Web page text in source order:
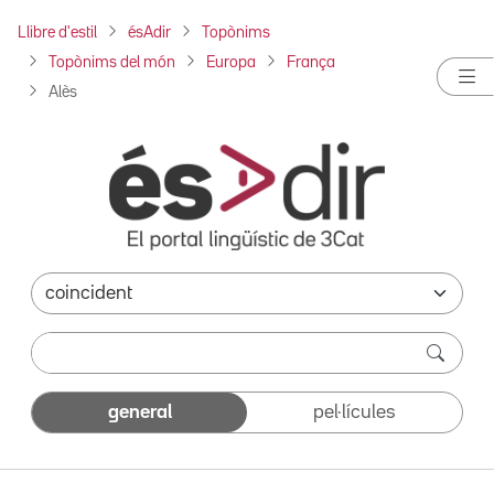
Llibre d'estil ésAdir Topònims
Topònims del món Europa França
Alès
general pel·lícules